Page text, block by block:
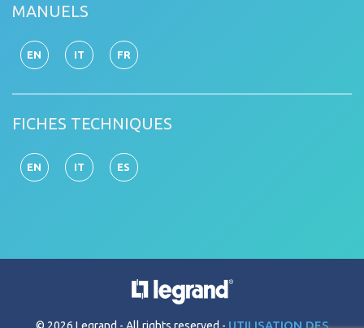
MANUELS
EN IT FR
FICHES TECHNIQUES
EN IT ES
© 2026 Legrand All rights reserved UTILISATION DES